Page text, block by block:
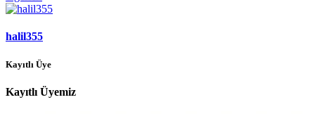
halil355
Kayıtlı Üye
Kayıtlı Üyemiz